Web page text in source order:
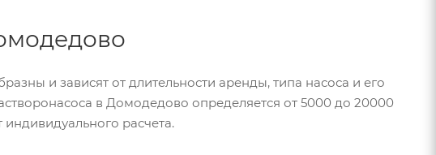
и зависят от длительности аренды, типа насоса и его
в Домодедово определяется от 5000 до 20000
расчета.